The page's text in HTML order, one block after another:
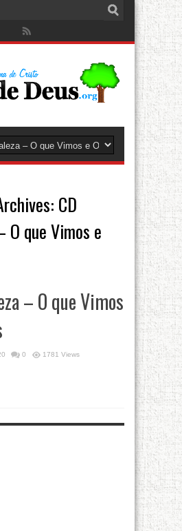
CD
O que Vimos e
– O que Vimos
0 1781 Views